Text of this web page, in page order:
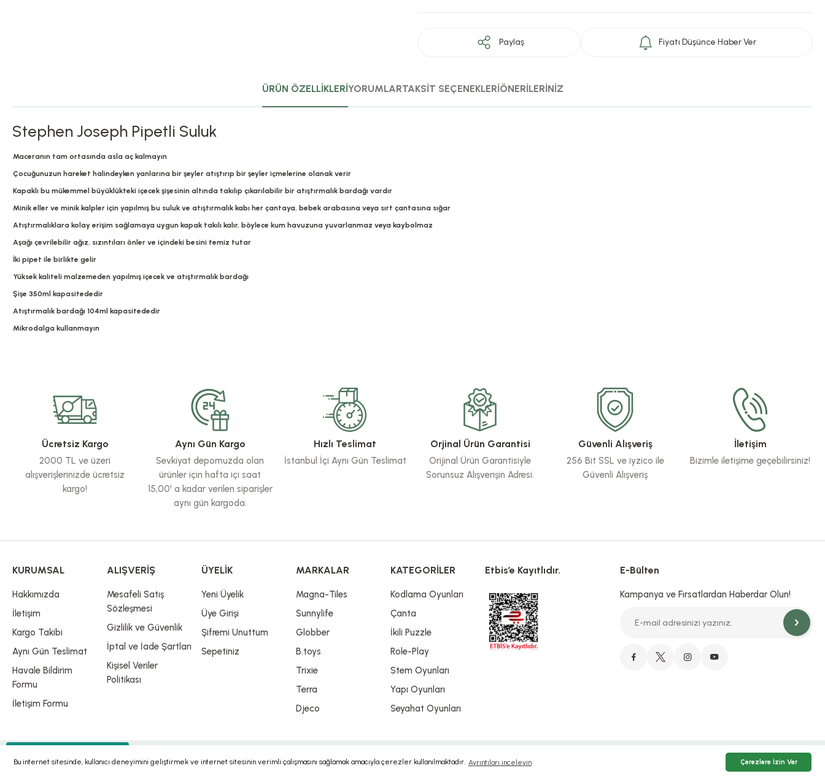
Bu internet sitesinde, kullanıcı deneyimini geliştirmek ve internet sitesinin verimli çalışmasını sağlamak amacıyla çerezler kullanılmaktadır. Ayrıntıları inceleyin Çerezlere İzin Ver
Whatsapp Destek
Paylaş Fiyatı Düşünce Haber Ver
ÜRÜN ÖZELLİKLERİYORUMLARTAKSİT SEÇENEKLERİÖNERİLERİNİZ
Stephen Joseph Pipetli Suluk
Maceranın tam ortasında asla aç kalmayın
Çocuğunuzun hareket halindeyken yanlarına bir şeyler atıştırıp bir şeyler içmelerine olanak verir
Kapaklı bu mükemmel büyüklükteki içecek şişesinin altında takılıp çıkarılabilir bir atıştırmalık bardağı vardır
Minik eller ve minik kalpler için yapılmış bu suluk ve atıştırmalık kabı her çantaya, bebek arabasına veya sırt çantasına sığar
Atıştırmalıklara kolay erişim sağlamaya uygun kapak takılı kalır, böylece kum havuzuna yuvarlanmaz veya kaybolmaz
Aşağı çevrilebilir ağız, sızıntıları önler ve içindeki besini temiz tutar
İki pipet ile birlikte gelir
Yüksek kaliteli malzemeden yapılmış içecek ve atıştırmalık bardağı
Şişe 350ml kapasitededir
Atıştırmalık bardağı 104ml kapasitededir
Mikrodalga kullanmayın
Ürün resmi kalitesiz, bozuk veya görüntülenemiyor.
Ürün açıklamasında eksik bilgiler bulunuyor.
Ürün bilgilerinde hatalar bulunuyor.
Ürün fiyatı diğer sitelerden daha pahalı.
Bu ürüne benzer farklı alternatifler olmalı.
Ücretsiz Kargo
2000 TL ve üzeri
alışverişlerinizde ücretsiz
kargo!
Aynı Gün Kargo
Sevkiyat depomuzda olan
ürünler için hafta içi saat
15,00' a kadar verilen siparişler
aynı gün kargoda.
Hızlı Teslimat
İstanbul İçi Aynı Gün Teslimat
Orjinal Ürün Garantisi
Orijinal Ürün Garantisiyle
Sorunsuz Alışverişin Adresi.
Güvenli Alışveriş
256 Bit SSL ve iyzico ile
Güvenli Alışveriş
İletişim
Bizimle iletişime geçebilirsiniz!
KURUMSAL
Hakkımızda
İletişim
Kargo Takibi
Aynı Gün Teslimat
Havale Bildirim
Formu
İletişim Formu
ALIŞVERİŞ
Mesafeli Satış
Sözleşmesi
Gizlilik ve Güvenlik
İptal ve İade Şartları
Kişisel Veriler
Politikası
ÜYELİK
Yeni Üyelik
Üye Girişi
Şifremi Unuttum
Sepetiniz
MARKALAR
Magna-Tiles
Sunnylife
Globber
B.toys
Trixie
Terra
Djeco
KATEGORİLER
Kodlama Oyunları
Çanta
İkili Puzzle
Role-Play
Stem Oyunları
Yapı Oyunları
Seyahat Oyunları
Etbis’e Kayıtlıdır. E-Bülten
Kampanya ve Fırsatlardan Haberdar Olun!